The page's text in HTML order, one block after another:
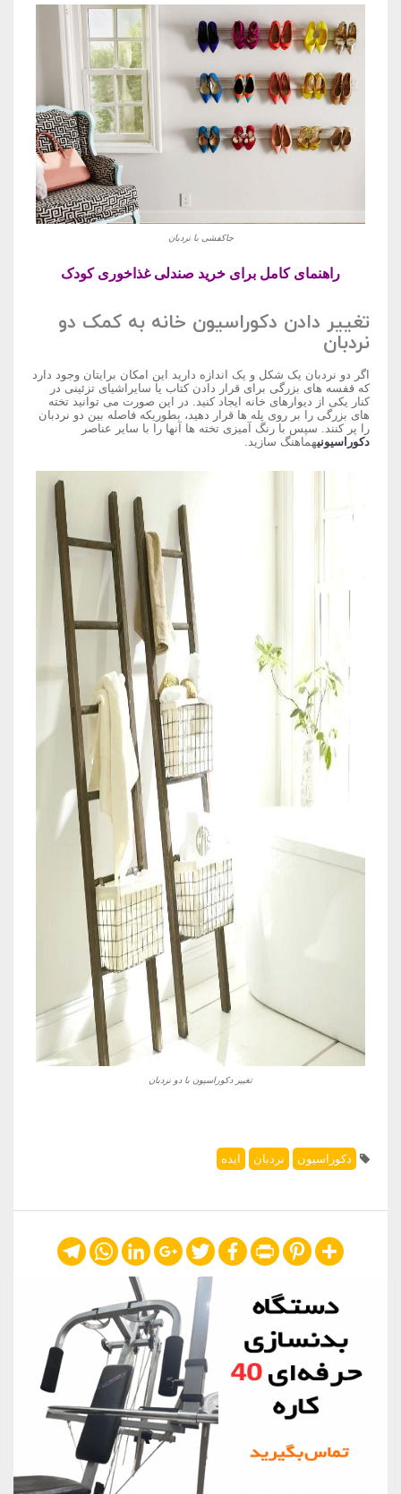
جاکفشی با نردبان
راهنمای کامل برای خرید صندلی غذاخوری کودک
تغییر دادن دکوراسیون خانه به کمک دو
نردبان
اگر دو نردبان یک شکل و یک اندازه دارید این امکان برایتان وجود دارد
که قفسه های بزرگی برای قرار دادن کتاب یا سایراشیای تزئینی در
کنار یکی از دیوارهای خانه ایجاد کنید. در این صورت می توانید تخته
های بزرگی را بر روی پله ها قرار دهید، بطوریکه فاصله بین دو نردبان
را پر کنند. سپس با رنگ آمیزی تخته ها آنها را با سایر عناصر
دکوراسیونیهماهنگ سازید.
تغییر دکوراسیون با دو نردبان
دکوراسیون نردبان ایده
Share
Pinterest
Print
Facebook
Twitter
Google+
LinkedIn
WhatsApp
Telegram